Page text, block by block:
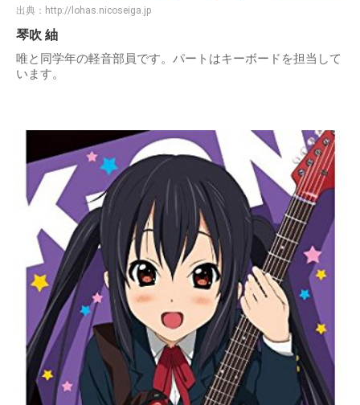
出典： http://lohas.nicoseiga.jp
琴吹 紬
唯と同学年の軽音部員です。パートはキーボードを担当して
います。